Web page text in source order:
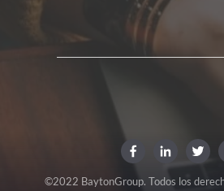
©2022 BaytonGroup. Todos los